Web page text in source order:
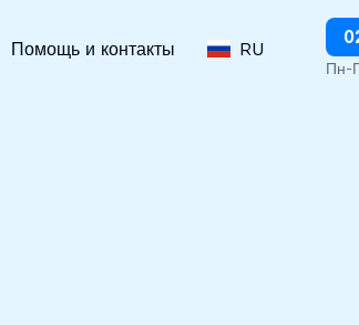
Помощь и контакты RU
Пн-
Немедленно